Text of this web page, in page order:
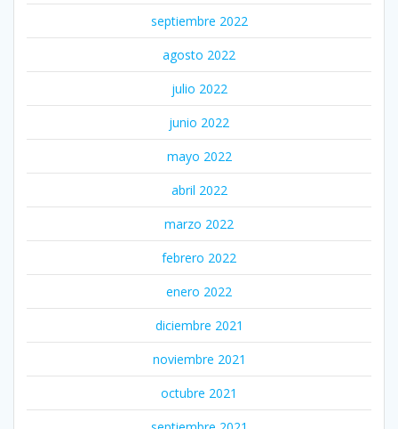
septiembre 2022
agosto 2022
julio 2022
junio 2022
mayo 2022
abril 2022
marzo 2022
febrero 2022
enero 2022
diciembre 2021
noviembre 2021
octubre 2021